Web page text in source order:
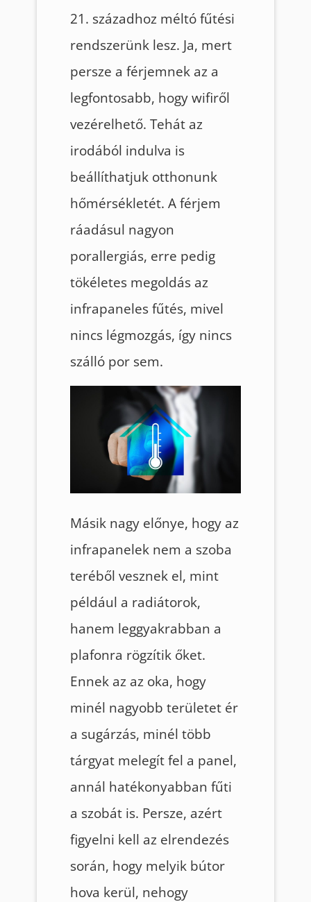
21. századhoz méltó fűtési
rendszerünk lesz. Ja, mert
persze a férjemnek az a
legfontosabb, hogy wifiről
vezérelhető. Tehát az
irodából indulva is
beállíthatjuk otthonunk
hőmérsékletét. A férjem
ráadásul nagyon
porallergiás, erre pedig
tökéletes megoldás az
infrapaneles fűtés, mivel
nincs légmozgás, így nincs
szálló por sem.
Másik nagy előnye, hogy az
infrapanelek nem a szoba
teréből vesznek el, mint
például a radiátorok,
hanem leggyakrabban a
plafonra rögzítik őket.
Ennek az az oka, hogy
minél nagyobb területet ér
a sugárzás, minél több
tárgyat melegít fel a panel,
annál hatékonyabban fűti
a szobát is. Persze, azért
figyelni kell az elrendezés
során, hogy melyik bútor
hova kerül, nehogy